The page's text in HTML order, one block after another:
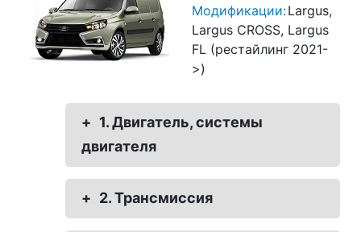
Модификации:Largus,
Largus CROSS, Largus
FL (рестайлинг 2021-
>)
+ 1. Двигатель, системы
двигателя
+ 2. Трансмиссия